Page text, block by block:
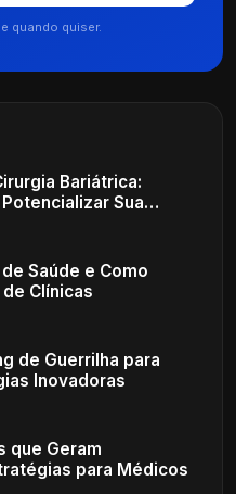
quando quiser.
Bariátrica:
Sua
Saúde e Como
Clínicas
de Guerrilha para
Inovadoras
que Geram
para Médicos